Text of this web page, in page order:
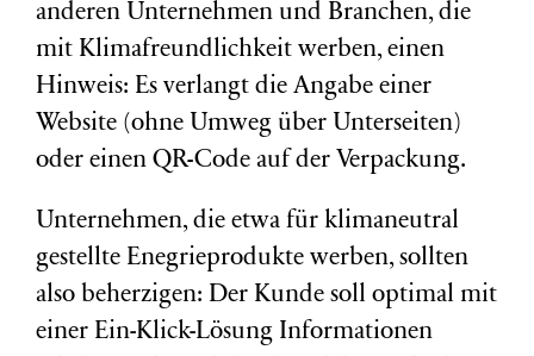
anderen Unternehmen und Branchen, die
mit Klimafreundlichkeit werben, einen
Hinweis: Es verlangt die Angabe einer
Website (ohne Umweg über Unterseiten)
oder einen QR-Code auf der Verpackung.
Unternehmen, die etwa für klimaneutral
gestellte Enegrieprodukte werben, sollten
also beherzigen: Der Kunde soll optimal mit
einer Ein-Klick-Lösung Informationen